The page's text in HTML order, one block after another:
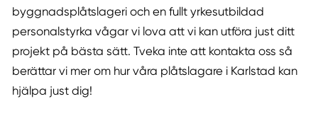
byggnadsplåtslageri och en fullt yrkesutbildad
personalstyrka vågar vi lova att vi kan utföra just ditt
projekt på bästa sätt. Tveka inte att kontakta oss så
berättar vi mer om hur våra plåtslagare i Karlstad kan
hjälpa just dig!